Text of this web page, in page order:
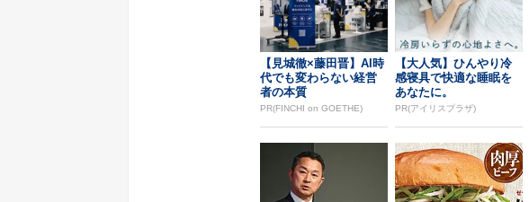
【見城徹×藤田晋】AI時
代でも変わらない経営
者の本質
PR(FINCHI on GOETHE)
【大人気】ひんやり冷
感寝具で快適な睡眠を
あなたに。
PR(アイリスプラザ)